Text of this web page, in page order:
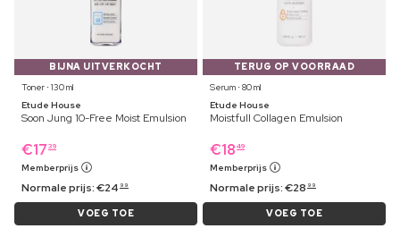
BIJNA UITVERKOCHT
Toner ⋅ 130 ml
Etude House
Soon Jung 10-Free Moist Emulsion
€17 39
Memberprijs
Normale prijs:€24 99
VOEG TOE
TERUG OP VOORRAAD
Serum ⋅ 80 ml
Etude House
Moistfull Collagen Emulsion
€18 49
Memberprijs
Normale prijs:€28 99
VOEG TOE